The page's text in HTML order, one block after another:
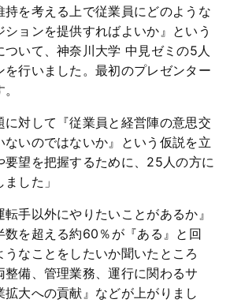
持を考える上で従業員にどのような
ョンを提供すればよいか』という
ついて、神奈川大学 中見ゼミの5人
を行いました。最初のプレゼンター
に対して『従業員と経営陣の意思交
いのではないか』という仮説を立
要望を把握するために、25人の方に
した」
手以外にやりたいことがあるか』
数を超える約60％が『ある』と回
なことをしたいか聞いたところ
整備、管理業務、運行に関わるサ
大への貢献』などが上がりまし